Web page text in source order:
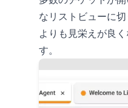
なリストビューに
よりも見栄えが良
す。